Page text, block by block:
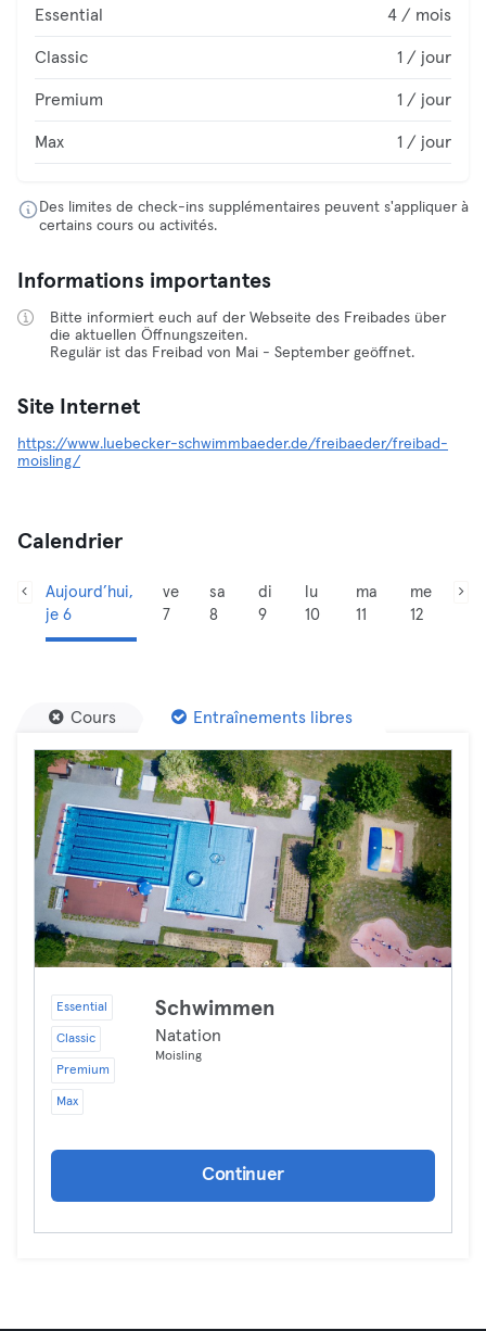
Essential 4 / mois
Classic 1 / jour
Premium 1 / jour
Max 1 / jour
Des limites de check-ins supplémentaires peuvent s'appliquer à
certains cours ou activités.
Informations importantes
Bitte informiert euch auf der Webseite des Freibades über
die aktuellen Öffnungszeiten.
Regulär ist das Freibad von Mai - September geöffnet.
Site Internet
https://www.luebecker-schwimmbaeder.de/freibaeder/freibad-
moisling/
Calendrier
Aujourd’hui,
je 6
ve
7
sa
8
di
9
lu
10
ma
11
me
12
Cours Entraînements libres
Essential
Classic
Premium
Max
Schwimmen
Natation
Moisling
Continuer